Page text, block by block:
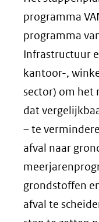
programma
programma
Infrastructuur
kantoor-,
sector) om het
dat
– te
afval naar
grondstoffen
afval te